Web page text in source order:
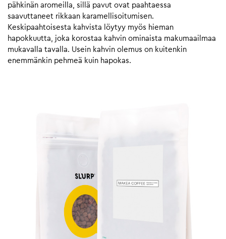
pähkinän aromeilla, sillä pavut ovat paahtaessa
saavuttaneet rikkaan karamellisoitumisen.
Keskipaahtoisesta kahvista löytyy myös hieman
hapokkuutta, joka korostaa kahvin ominaista makumaailmaa
mukavalla tavalla. Usein kahvin olemus on kuitenkin
enemmänkin pehmeä kuin hapokas.